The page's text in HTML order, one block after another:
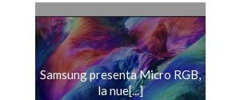
Samsung presenta Micro RGB,
la nue[...]